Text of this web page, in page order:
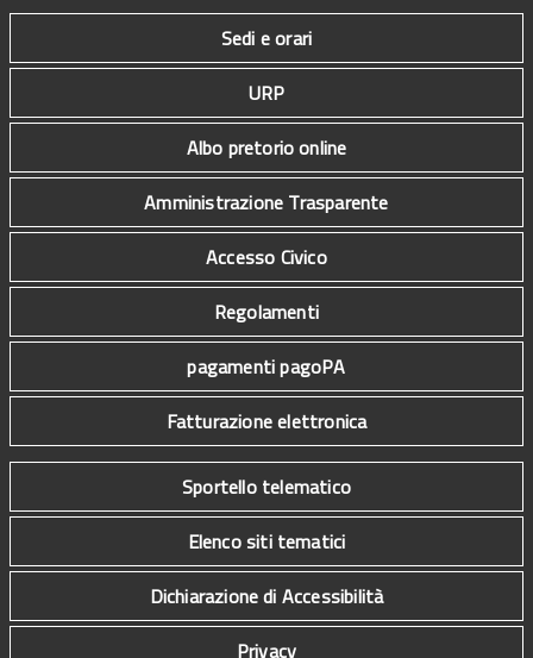
Sedi e orari
URP
Albo pretorio online
Amministrazione Trasparente
Accesso Civico
Regolamenti
pagamenti pagoPA
Fatturazione elettronica
Sportello telematico
Elenco siti tematici
Dichiarazione di Accessibilità
Privacy